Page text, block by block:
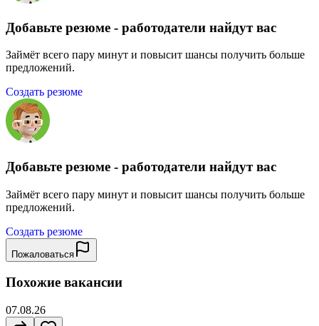
Добавьте резюме - работодатели найдут вас
Займёт всего пару минут и повысит шансы получить больше
предложений.
Создать резюме
Добавьте резюме - работодатели найдут вас
Займёт всего пару минут и повысит шансы получить больше
предложений.
Создать резюме
Пожаловаться
Похожие вакансии
07.08.26